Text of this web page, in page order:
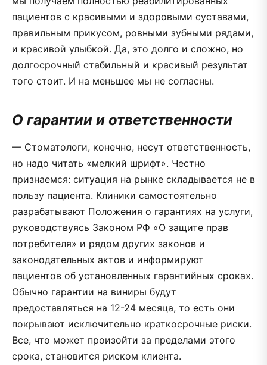
пациентов с красивыми и здоровыми суставами,
правильным прикусом, ровными зубными рядами,
и красивой улыбкой. Да, это долго и сложно, но
долгосрочный стабильный и красивый результат
того стоит. И на меньшее мы не согласны.
О гарантии и ответственности
— Стоматологи, конечно, несут ответственность,
но надо читать «мелкий шрифт». Честно
признаемся: ситуация на рынке складывается не в
пользу пациента. Клиники самостоятельно
разрабатывают Положения о гарантиях на услуги,
руководствуясь Законом РФ «О защите прав
потребителя» и рядом других законов и
законодательных актов и информируют
пациентов об установленных гарантийных сроках.
Обычно гарантии на виниры будут
предоставляться на 12-24 месяца, то есть они
покрывают исключительно краткосрочные риски.
Все, что может произойти за пределами этого
срока, становится риском клиента.